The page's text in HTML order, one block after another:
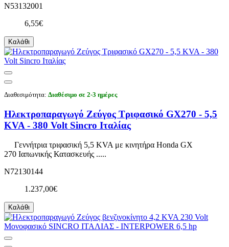
N53132001
6,55€
Καλάθι
Διαθεσιμότητα: Διαθέσιμο σε 2-3 ημέρες
Ηλεκτροπαραγωγό Ζεύγος Τριφασικό GX270 - 5,5
KVA - 380 Volt Sincro Ιταλίας
Γεννήτρια τριφασική 5,5 KVA με κινητήρα Honda GX
270 Ιαπωνικής Κατασκευής .....
N72130144
1.237,00€
Καλάθι